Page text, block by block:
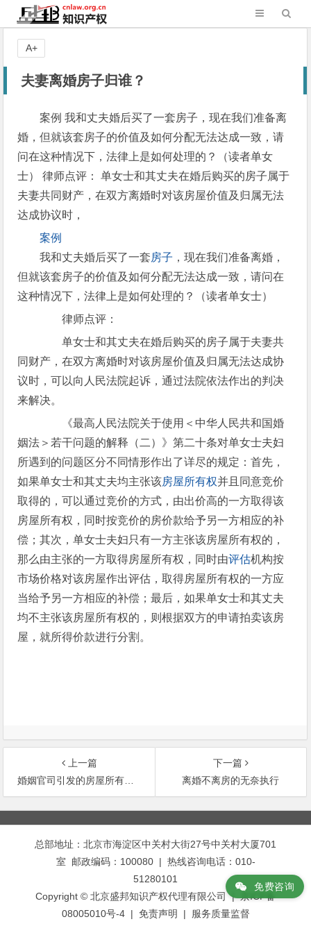
夫妻离婚房子归谁？
案例 我和丈夫婚后买了一套房子，现在我们准备离
婚，但就该套房子的价值及如何分配无法达成一致，请
问在这种情况下，法律上是如何处理的？（读者单女
士） 律师点评： 单女士和其丈夫在婚后购买的房子属于
夫妻共同财产，在双方离婚时对该房屋价值及归属无法
达成协议时，
案例
我和丈夫婚后买了一套房子 ，现在我们准备离婚，
但就该套房子的价值及如何分配无法达成一致，请问在
这种情况下，法律上是如何处理的？（读者单女士）
律师点评：
单女士和其丈夫在婚后购买的房子属于夫妻共
同财产，在双方离婚时对该房屋价值及归属无法达成协
议时，可以向人民法院起诉，通过法院依法作出的判决
来解决。
《最高人民法院关于使用＜中华人民共和国婚
姻法＞若干问题的解释（二）》第二十条对单女士夫妇
所遇到的问题区分不同情形作出了详尽的规定：首先，
如果单女士和其丈夫均主张该房屋所有权并且同意竞价
取得的，可以通过竞价的方式，由出价高的一方取得该
房屋所有权，同时按竞价的房价款给予另一方相应的补
偿；其次，单女士夫妇只有一方主张该房屋所有权的，
那么由主张的一方取得房屋所有权，同时由评估机构按
市场价格对该房屋作出评估，取得房屋所有权的一方应
当给予另一方相应的补偿；最后，如果单女士和其丈夫
均不主张该房屋所有权的，则根据双方的申请拍卖该房
屋，就所得价款进行分割。
A+
上一篇
婚姻官司引发的房屋所有权纠纷
下一篇
离婚不离房的无奈执行
文
章
总部地址：北京市海淀区中关村大街27号中关村大厦701
室 邮政编码：100080 | 热线咨询电话：010-
51280101
Copyright © 北京盛邦知识产权代理有限公司 | 京ICP备
08005010号-4 | 免责声明 | 服务质量监督
免费咨询